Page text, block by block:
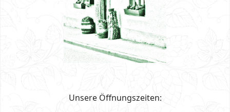
Unsere Öffnungszeiten: